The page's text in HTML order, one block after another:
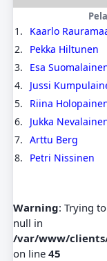
1. Kaarlo
2.
Pekka Hiltunen
3.
Esa
4.
Jussi
5.
Riina
6.
Jukka
7. Arttu Berg
8.
Petri Nissinen
Warning: Trying
null in
/var/www/
on line 45